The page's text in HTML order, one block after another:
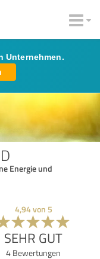
Unternehmen.
Energie und
4,94von 5
SEHR GUT
4 Bewertungen